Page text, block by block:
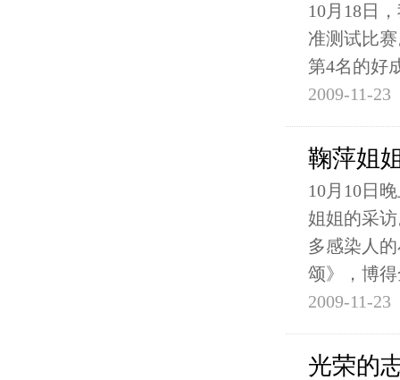
10月18日
准测试比
第4名的好
2009-11-23
鞠萍姐
10月10日
姐姐的采
多感染人
颂》，博
2009-11-23
光荣的